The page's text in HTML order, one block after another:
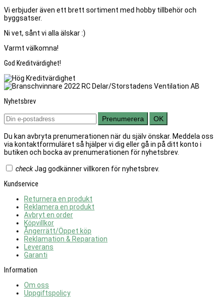
Vi erbjuder även ett brett sortiment med hobby tillbehör och
byggsatser.
Ni vet, sånt vi alla älskar :)
Varmt välkomna!
God Kreditvärdighet!
Nyhetsbrev
Prenumerera OK
Du kan avbryta prenumerationen när du själv önskar. Meddela oss
via kontaktformuläret så hjälper vi dig eller gå in på ditt konto i
butiken och bocka av prenumerationen för nyhetsbrev.
checkJag godkänner villkoren för nyhetsbrev.
Kundservice
Returnera en produkt
Reklamera en produkt
Avbryt en order
Köpvillkor
Ångerrätt/Öppet köp
Reklamation & Reparation
Leverans
Garanti
Information
Om oss
Uppgiftspolicy